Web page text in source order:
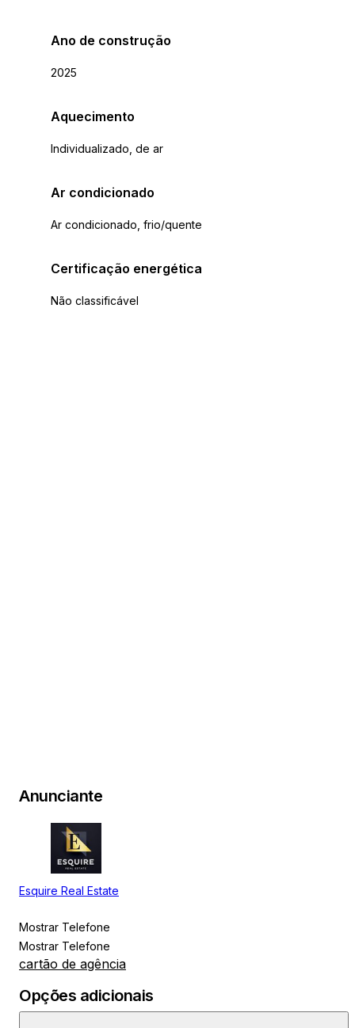
Ano de construção
2025
Aquecimento
Individualizado, de ar
Ar condicionado
Ar condicionado, frio/quente
Certificação energética
Não classificável
Anunciante
Esquire Real Estate
Mostrar Telefone
Mostrar Telefone
cartão de agência
Opções adicionais